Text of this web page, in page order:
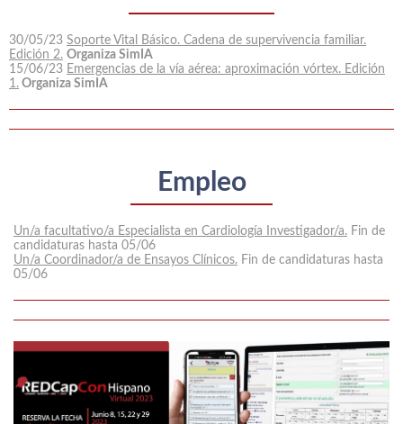
30/05/23 Soporte Vital Básico. Cadena de supervivencia familiar.
Edición 2. Organiza SimIA
15/06/23 Emergencias de la vía aérea: aproximación vórtex. Edición
1. Organiza SimIA
Empleo
Un/a facultativo/a Especialista en Cardiología Investigador/a. Fin de
candidaturas hasta 05/06
Un/a Coordinador/a de Ensayos Clínicos. Fin de candidaturas hasta
05/06